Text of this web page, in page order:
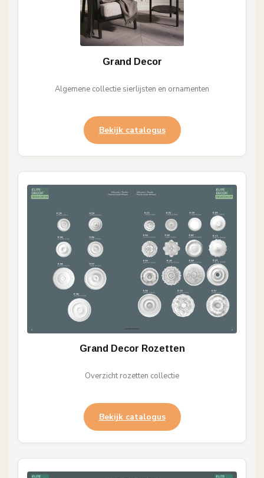
Grand Decor
Algemene collectie sierlijsten en ornamenten
Bekijk catalogus
Grand Decor Rozetten
Overzicht rozetten collectie
Bekijk catalogus